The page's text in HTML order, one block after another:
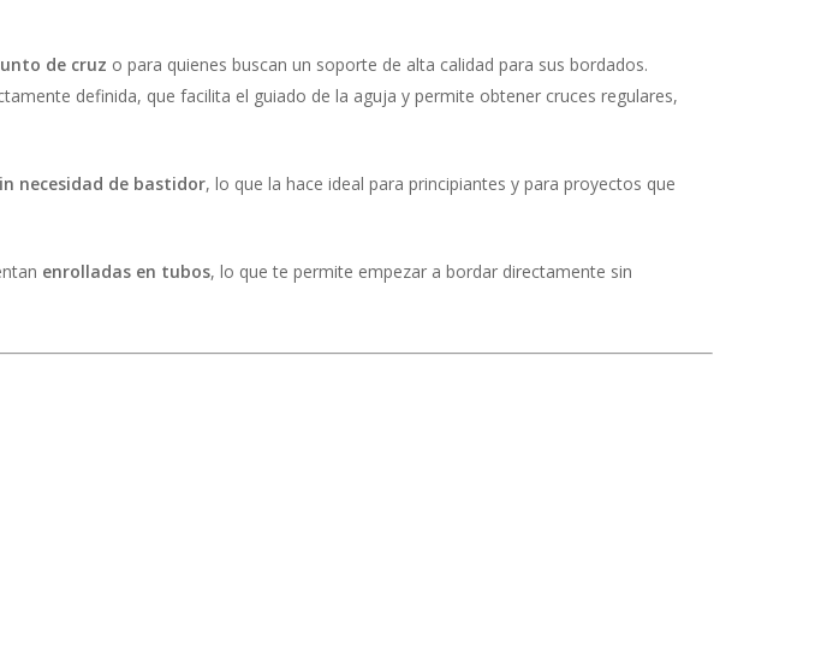
de cruz o para quienes buscan un soporte de alta calidad para sus bordados.
definida, que facilita el guiado de la aguja y permite obtener cruces regulares,
necesidad de bastidor, lo que la hace ideal para principiantes y para proyectos que
enrolladas en tubos, lo que te permite empezar a bordar directamente sin